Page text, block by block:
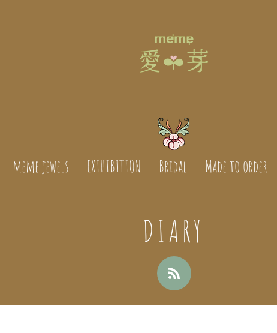
meme jewels EXIHIBITION Bridal Made to order
DIARY